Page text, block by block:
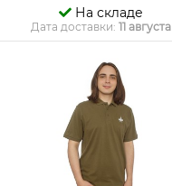
На складе
Дата доставки: 11 августа